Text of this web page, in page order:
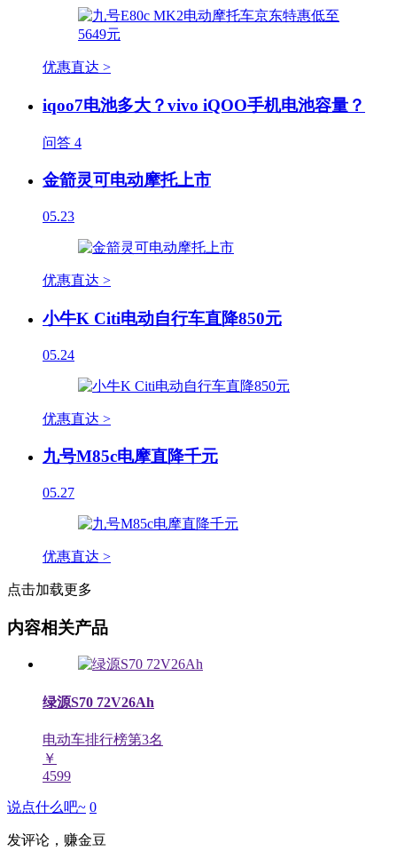
优惠直达 >
iqoo7电池多大？vivo iQOO手机电池容量？
问答 4
金箭灵可电动摩托上市
05.23
优惠直达 >
小牛K Citi电动自行车直降850元
05.24
优惠直达 >
九号M85c电摩直降千元
05.27
优惠直达 >
点击加载更多
内容相关产品
绿源S70 72V26Ah
电动车排行榜第3名
￥
4599
说点什么吧~ 0
发评论，赚金豆